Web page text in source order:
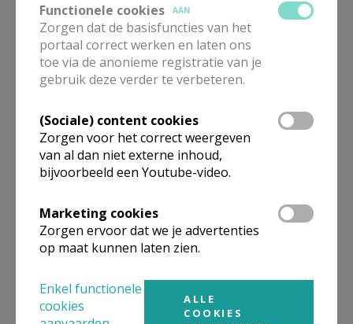
Pastoor
Geert Cattrysse
Kerkplein 4
9160 Lokeren
32 9 348 17 85
Google Maps
Organisatiestructuur
Functionele cookies
AAN
Zorgen dat de basisfuncties van het
portaal correct werken en laten ons
toe via de anonieme registratie van je
gebruik deze verder te verbeteren.
(Sociale) content cookies
Zorgen voor het correct weergeven
van al dan niet externe inhoud,
bijvoorbeeld een Youtube-video.
Marketing cookies
Zorgen ervoor dat we je advertenties
op maat kunnen laten zien.
Enkel functionele
cookies
ALLE
COOKIES